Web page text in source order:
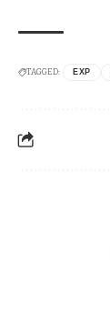
TAGGED: EXP